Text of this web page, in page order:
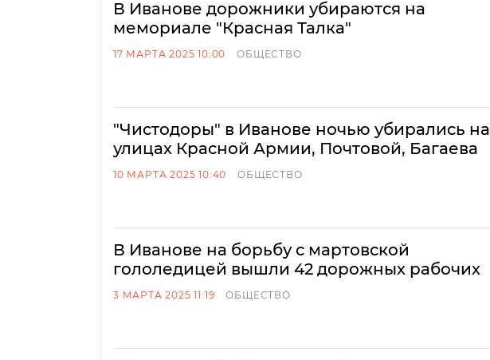
В Иванове дорожники убираются на
мемориале "Красная Талка"
17 МАРТА 2025 10:00 ОБЩЕСТВО
"Чистодоры" в Иванове ночью убирались на
улицах Красной Армии, Почтовой, Багаева
10 МАРТА 2025 10:40 ОБЩЕСТВО
В Иванове на борьбу с мартовской
гололедицей вышли 42 дорожных рабочих
3 МАРТА 2025 11:19 ОБЩЕСТВО